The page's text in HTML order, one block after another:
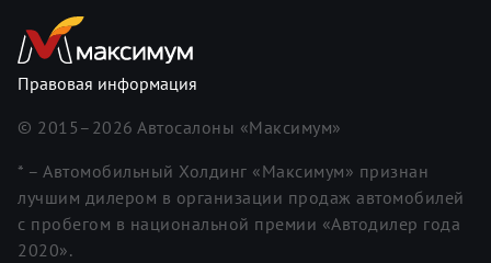
Правовая информация
© 2015– 2026 Автосалоны «Максимум»
* – Автомобильный Холдинг «Максимум» признан
лучшим дилером в организации продаж автомобилей
с пробегом в национальной премии «Автодилер года
2020».